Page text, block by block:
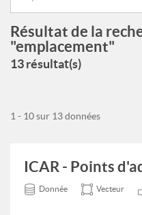
Résultat de la
"emplacement"
13 résultat(s)
1 - 10 sur 13 données
ICAR - Points
Donnée Vecteur